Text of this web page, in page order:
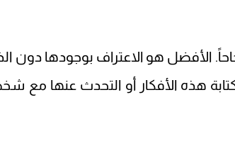
الأفضل هو الاعتراف بوجودها دون
كتابة هذه الأفكار أو التحدث عنها مع